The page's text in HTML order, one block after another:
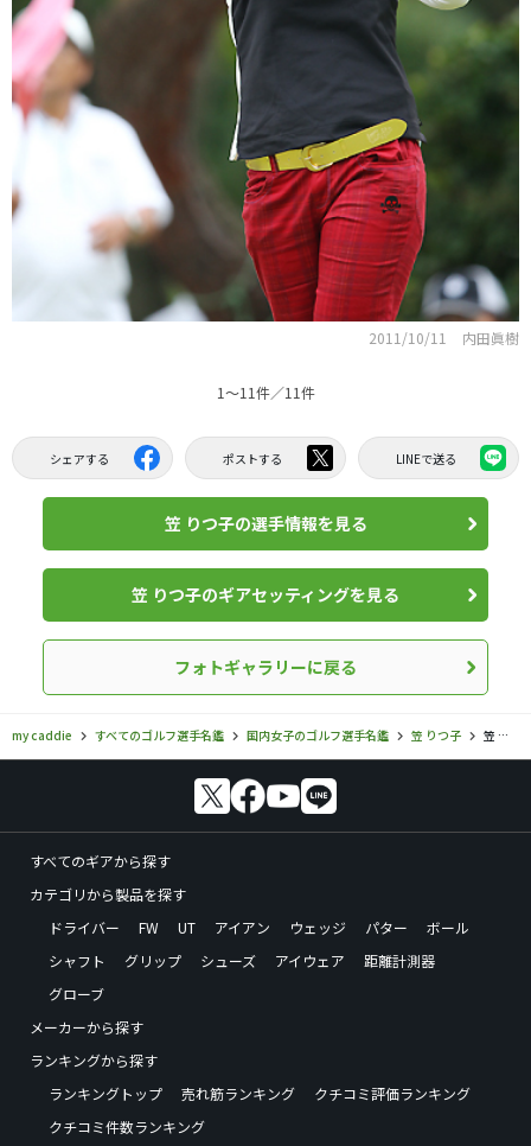
2011/10/11 内田眞樹
1〜11件／11件
シェアする ポストする LINEで送る
笠 りつ子の選手情報を見る
笠 りつ子のギアセッティングを見る
フォトギャラリーに戻る
my caddie すべてのゴルフ選手名鑑 国内女子のゴルフ選手名鑑 笠 りつ子 笠 りつ子のフォトギャラリー
すべてのギアから探す
カテゴリから製品を探す
ドライバー
FW UT アイアン ウェッジ パター
ボール
シャフト
グリップ シューズ アイウェア
距離計測器
グローブ
メーカーから探す
ランキングから探す
ランキングトップ
売れ筋ランキング
クチコミ評価ランキング
クチコミ件数ランキング